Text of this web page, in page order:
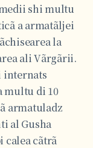
shi multu
a armatãljei
la
ali Vãrgãrii.
internats
multu di 10
armatuladz
al Gusha
calea cãtrã